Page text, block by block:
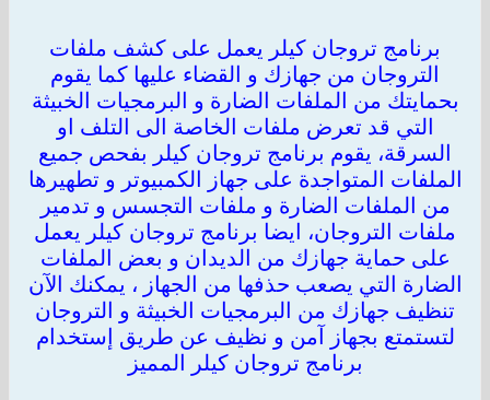
برنامج تروجان كيلر يعمل على كشف ملفات
التروجان من جهازك و القضاء عليها كما يقوم
من الملفات الضارة و البرمجيات الخبيثة
التي قد تعرض ملفات الخاصة الى التلف او
يقوم برنامج تروجان كيلر بفحص جميع
المتواجدة على جهاز الكمبيوتر و تطهيرها
الملفات الضارة و ملفات التجسس و تدمير
التروجان، ايضا برنامج تروجان كيلر يعمل
حماية جهازك من الديدان و بعض الملفات
التي يصعب حذفها من الجهاز ، يمكنك الآن
جهازك من البرمجيات الخبيثة و التروجان
بجهاز آمن و نظيف عن طريق إستخدام
برنامج تروجان كيلر المميز